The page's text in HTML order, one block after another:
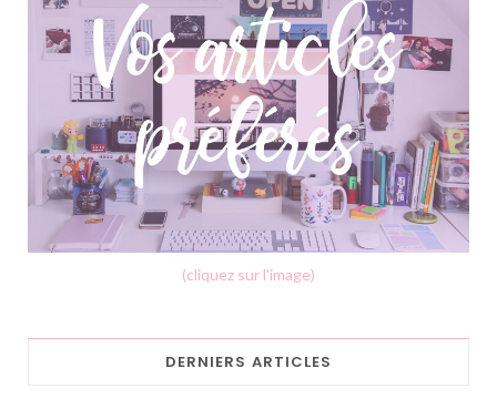
(cliquez sur l'image)
DERNIERS ARTICLES